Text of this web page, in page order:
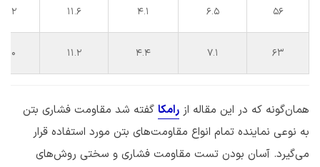
56
6.5
4.1
11.6
7.2
63
7.1
4.4
11.2
7.0
همان‌گونه که در این مقاله از رامکا گفته شد مقاومت فشاری بتن
به نوعی نماینده تمام انواع مقاومت‌های بتن مورد استفاده قرار
می‌گیرد. آسان بودن تست مقاومت فشاری و سختی روش‌های